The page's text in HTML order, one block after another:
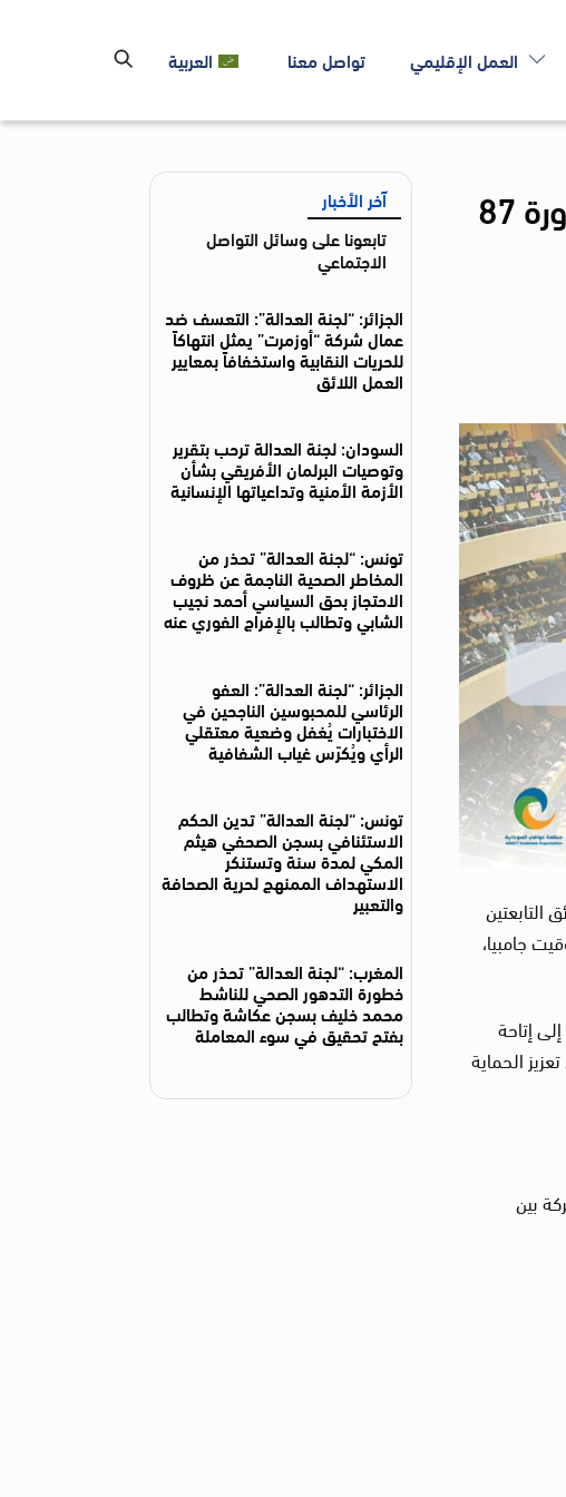
العمل الإقليمي تواصل معنا العربية
لجنة العدالة تنظم فعالية جانبية حول السودان على هامش الدورة 87
الثلاثاء 12 مايو/أيار 2026، الساعة 2:30 مساءً بتوقيت جامبيا،
إتاحة
الحماية
بين
آخر الأخبار
تابعونا على وسائل التواصل
الاجتماعي
الجزائر: “لجنة العدالة”: التعسف ضد
عمال شركة “أوزمرت” يمثل انتهاكاً
للحريات النقابية واستخفافاً بمعايير
العمل اللائق
السودان: لجنة العدالة ترحب بتقرير
وتوصيات البرلمان الأفريقي بشأن
الأزمة الأمنية وتداعياتها الإنسانية
تونس: “لجنة العدالة” تحذر من
المخاطر الصحية الناجمة عن ظروف
الاحتجاز بحق السياسي أحمد نجيب
الشابي وتطالب بالإفراج الفوري عنه
الجزائر: “لجنة العدالة”: العفو
الرئاسي للمحبوسين الناجحين في
الاختبارات يُغفل وضعية معتقلي
الرأي ويُكرّس غياب الشفافية
تونس: “لجنة العدالة” تدين الحكم
الاستئنافي بسجن الصحفي هيثم
المكي لمدة سنة وتستنكر
الاستهداف الممنهج لحرية الصحافة
والتعبير
المغرب: “لجنة العدالة” تحذر من
خطورة التدهور الصحي للناشط
محمد خليف بسجن عكاشة وتطالب
بفتح تحقيق في سوء المعاملة